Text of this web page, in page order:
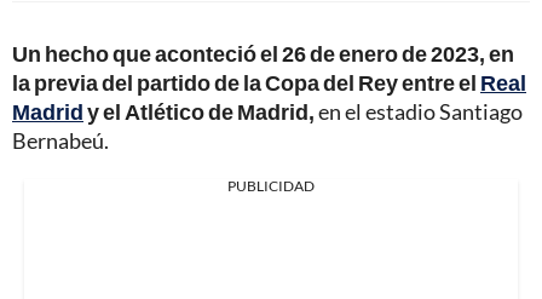
Un hecho que aconteció el 26 de enero de 2023, en
la previa del partido de la Copa del Rey entre el Real
Madridy el Atlético de Madrid,en el estadio Santiago
Bernabeú.
PUBLICIDAD